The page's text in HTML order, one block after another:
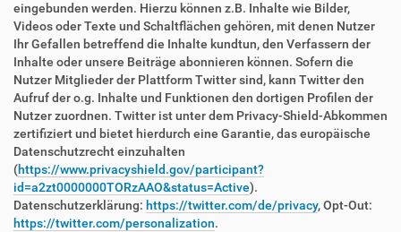
eingebunden werden. Hierzu können z.B. Inhalte wie Bilder,
Videos oder Texte und Schaltflächen gehören, mit denen Nutzer
Ihr Gefallen betreffend die Inhalte kundtun, den Verfassern der
Inhalte oder unsere Beiträge abonnieren können. Sofern die
Nutzer Mitglieder der Plattform Twitter sind, kann Twitter den
Aufruf der o.g. Inhalte und Funktionen den dortigen Profilen der
Nutzer zuordnen. Twitter ist unter dem Privacy-Shield-Abkommen
zertifiziert und bietet hierdurch eine Garantie, das europäische
Datenschutzrecht einzuhalten
(https://www.privacyshield.gov/participant?
id=a2zt0000000TORzAAO&status=Active).
Datenschutzerklärung: https://twitter.com/de/privacy, Opt-Out:
https://twitter.com/personalization.